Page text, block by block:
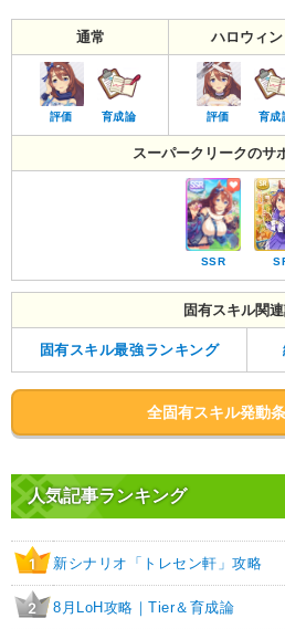
通常 ハロウィン
評価 育成論 評価 育成
スーパークリークのサ
SSR
固有スキル関
固有スキル最強ランキング
全固有スキル発動
人気記事ランキング
1 新シナリオ「トレセン軒」攻略
2 8月LoH攻略｜Tier＆育成論